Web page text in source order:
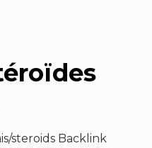
steroids Backlink